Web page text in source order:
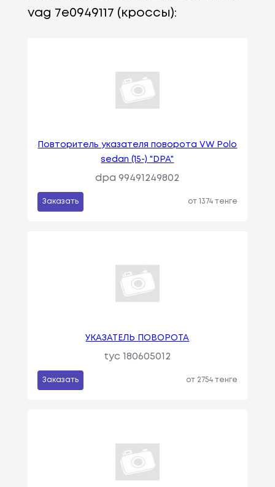
vag 7e0949117 (кроссы):
Повторитель указателя поворота VW Polo
sedan (15-) "DPA"
dpa 99491249802
Заказать от 1374 тенге
УКАЗАТЕЛЬ ПОВОРОТА
tyc 180605012
Заказать от 2754 тенге